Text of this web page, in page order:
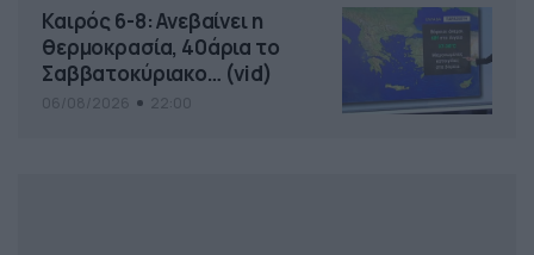
Καιρός 6-8: Ανεβαίνει η
θερμοκρασία, 40άρια το
Σαββατοκύριακο… (vid)